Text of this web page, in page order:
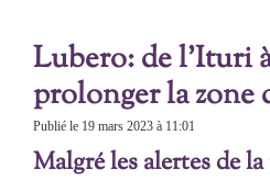
Lubero: de l'Ituri
prolonger la zone
Publié le 19 mars 2023 à 11:01
Malgré les alertes de